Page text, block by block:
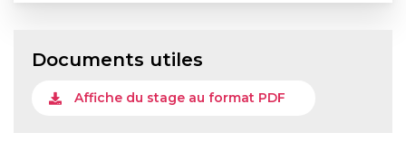
Documents utiles
Affiche du stage au format PDF